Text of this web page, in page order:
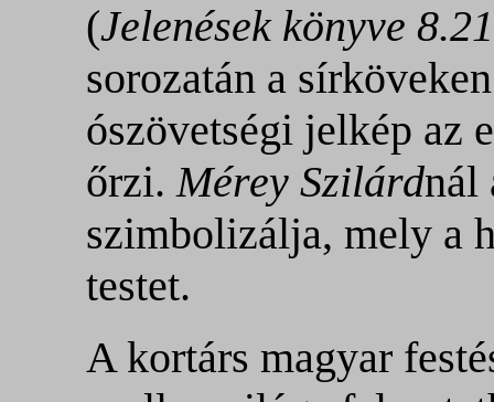
(Jelenések könyve 8.21
sorozatán a
ószövetségi jelkép az
őrzi.Mérey Szilárdnál
szimbolizálja, mely a
testet.
A kortárs magyar